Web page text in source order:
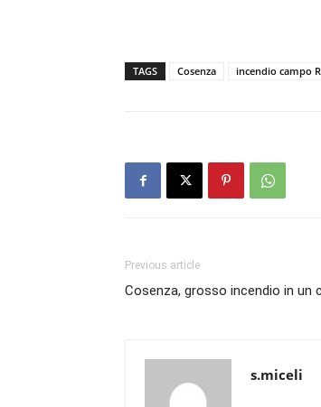
TAGS Cosenza incendio campo
Previous article
Cosenza, grosso incendio in un
s.miceli